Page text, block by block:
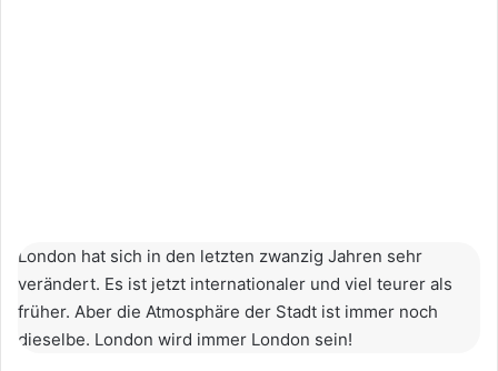
London hat sich in den letzten zwanzig Jahren sehr
verändert. Es ist jetzt internationaler und viel teurer als
früher. Aber die Atmosphäre der Stadt ist immer noch
dieselbe. London wird immer London sein!